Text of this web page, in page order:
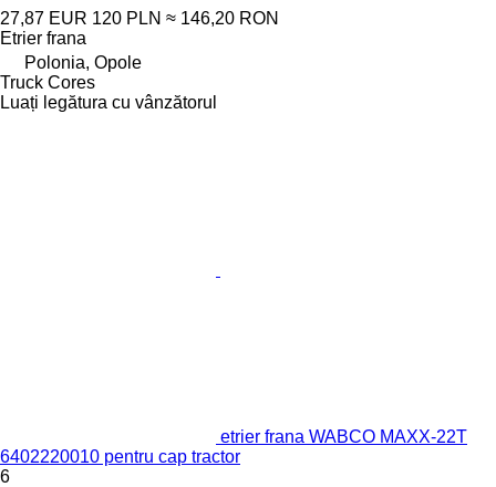
27,87 EUR 120 PLN ≈ 146,20 RON
Etrier frana
Polonia, Opole
Truck Cores
Luați legătura cu vânzătorul
etrier frana WABCO MAXX-22T
6402220010 pentru cap tractor
6